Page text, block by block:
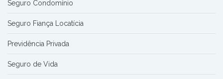
Seguro Condomínio
Seguro Fiança Locatícia
Previdência Privada
Seguro de Vida